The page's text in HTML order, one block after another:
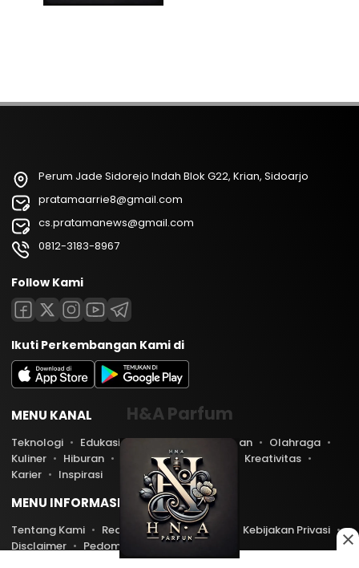
Perum Jade Sidorejo Indah Blok G22, Krian, Sidoarjo
pratamaarrie8@gmail.com
cs.pratamanews@gmail.com
0812-3183-8967
Follow Kami
Ikuti Perkembangan Kami di
MENU KANAL
Teknologi Edukasi Lifestyle Keuangan
Olahraga
Kuliner
Hiburan Travel Kesehatan
Kreativitas
Karier
Inspirasi
MENU INFORMASI
Tentang Kami Redaksi Kontak Kami
Kebijakan Privasi
Disclaimer
Pedoman Media Siber
H&A Parfum